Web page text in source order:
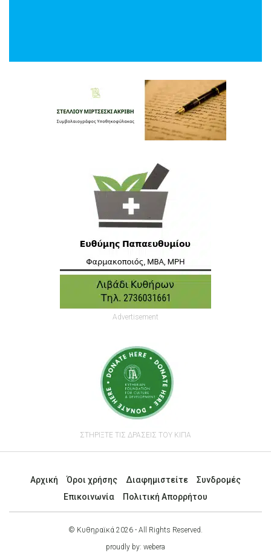
Advertisement
ΣΤΗΡΙΞΤΕ ΤΙΣ ΔΡΑΣΕΙΣ ΤΟΥ ΚΙΠΑ
Αρχική Όροι χρήσης Διαφημιστείτε
Συνδρομές
Επικοινωνία
Πολιτική Απορρήτου
© Κυθηραϊκά 2026 - All Rights Reserved.
proudly by: webera